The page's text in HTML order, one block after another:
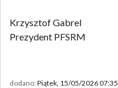
Krzysztof Gabrel
Prezydent PFSRM
dodano: Piątek, 15/05/2026 07:35